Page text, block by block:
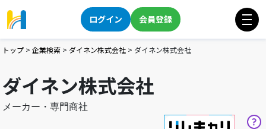
ログイン 会員登録
トップ > 企業検索 > ダイネン株式会社 > ダイネン株式会社
ダイネン株式会社
メーカー・専門商社